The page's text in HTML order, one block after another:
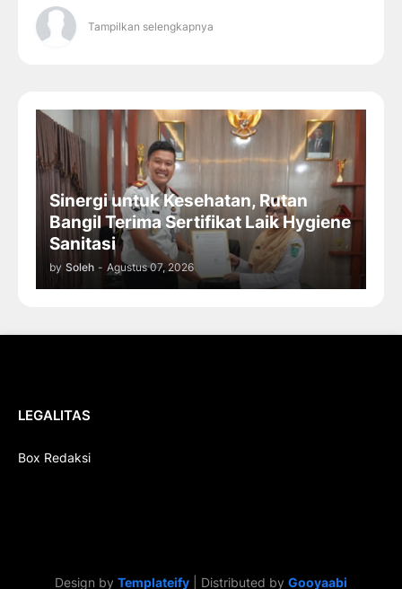
Tampilkan selengkapnya
Sinergi untuk Kesehatan, Rutan
Bangil Terima Sertifikat Laik Hygiene
Sanitasi
by Soleh - Agustus 07, 2026
LEGALITAS
Box Redaksi
Design by Templateify | Distributed by Gooyaabi